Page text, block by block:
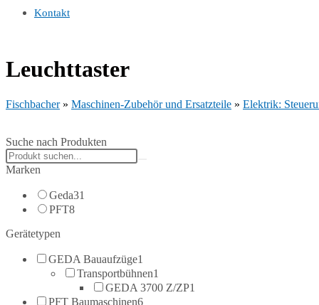
Kontakt
Leuchttaster
Fischbacher» Maschinen-Zubehör und Ersatzteile » Elektrik:
Suche nach Produkten
Search
products:
Marken
Geda31
PFT8
Gerätetypen
GEDA Bauaufzüge1
Transportbühnen1
GEDA 3700 Z/ZP1
PFT Baumaschinen6